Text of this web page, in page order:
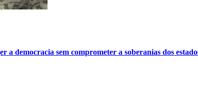
a democracia sem comprometer a soberanias dos